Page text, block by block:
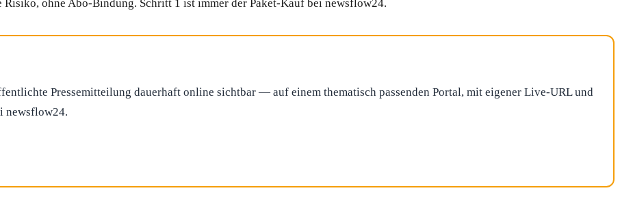
ohne Abo-Bindung. Schritt 1 ist immer der Paket-Kauf bei newsflow24.
Pressemitteilung dauerhaft online sichtbar — auf einem thematisch passenden Portal, mit eigener Live-URL und
newsflow24.